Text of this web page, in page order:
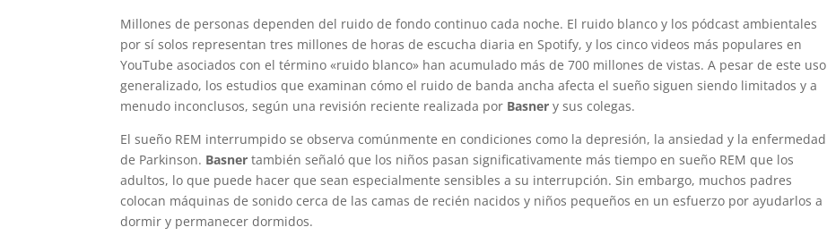
Millones de personas dependen del ruido de fondo continuo cada noche. El ruido blanco y los pódcast ambientales
por sí solos representan tres millones de horas de escucha diaria en Spotify, y los cinco videos más populares en
YouTube asociados con el término «ruido blanco» han acumulado más de 700 millones de vistas. A pesar de este uso
generalizado, los estudios que examinan cómo el ruido de banda ancha afecta el sueño siguen siendo limitados y a
menudo inconclusos, según una revisión reciente realizada por Basner y sus colegas.
El sueño REM interrumpido se observa comúnmente en condiciones como la depresión, la ansiedad y la enfermedad
de Parkinson. Basner también señaló que los niños pasan significativamente más tiempo en sueño REM que los
adultos, lo que puede hacer que sean especialmente sensibles a su interrupción. Sin embargo, muchos padres
colocan máquinas de sonido cerca de las camas de recién nacidos y niños pequeños en un esfuerzo por ayudarlos a
dormir y permanecer dormidos.